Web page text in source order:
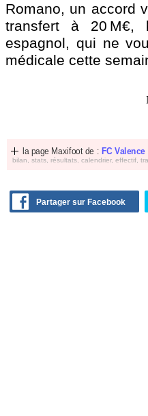
Romano, un accord
transfert à 20 M€,
espagnol, qui ne
médicale cette
la page Maxifoot de : FC Valence
bilan, stats, résultats, calendrier, effectif,
Partager sur Facebook